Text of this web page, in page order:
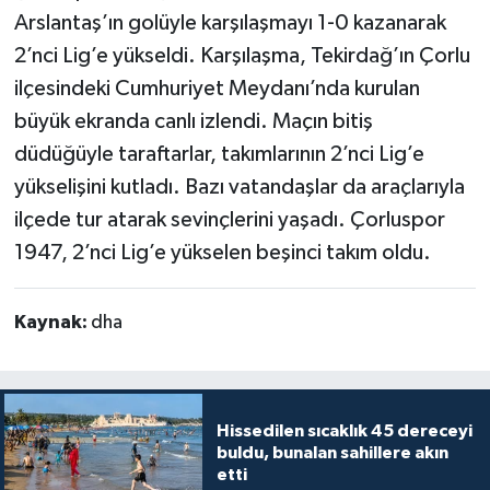
Arslantaş’ın golüyle karşılaşmayı 1-0 kazanarak
2’nci Lig’e yükseldi. Karşılaşma, Tekirdağ’ın Çorlu
ilçesindeki Cumhuriyet Meydanı’nda kurulan
büyük ekranda canlı izlendi. Maçın bitiş
düdüğüyle taraftarlar, takımlarının 2’nci Lig’e
yükselişini kutladı. Bazı vatandaşlar da araçlarıyla
ilçede tur atarak sevinçlerini yaşadı. Çorluspor
1947, 2’nci Lig’e yükselen beşinci takım oldu.
Kaynak: dha
Hissedilen sıcaklık 45 dereceyi
buldu, bunalan sahillere akın
etti